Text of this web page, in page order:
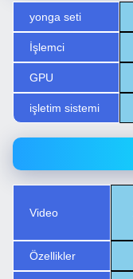
yonga seti
İşlemci
GPU
işletim sistemi
Video
Özellikler